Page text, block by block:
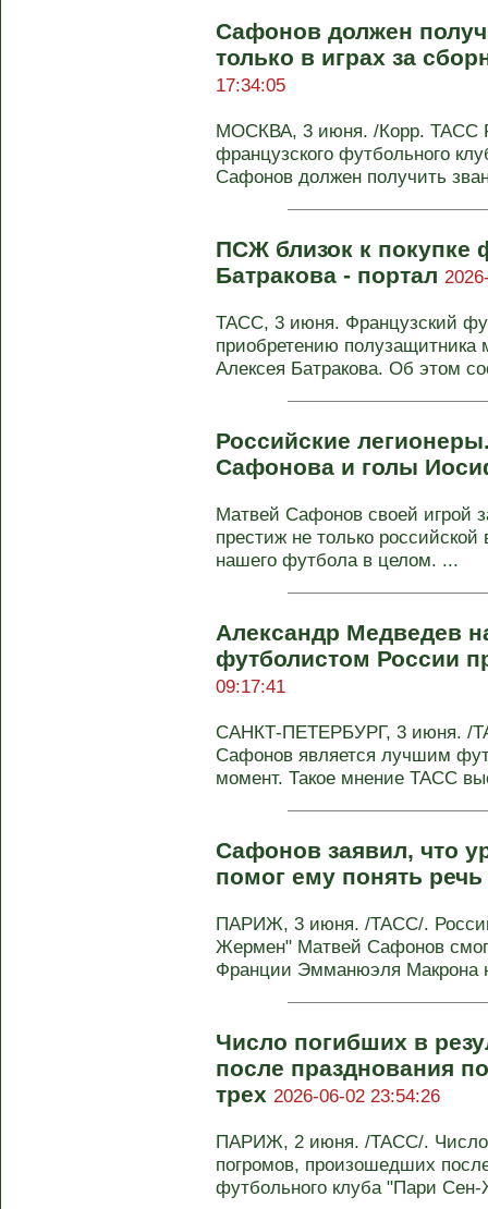
Сафонов должен
только в играх за
17:34:05
МОСКВА, 3 июня. /Корр. ТАСС
французского футбольного
Сафонов должен получить
ПСЖ близок к покупке
Батракова - портал
ТАСС, 3 июня. Французский
приобретению полузащитника
Алексея Батракова. Об этом
Российские
Сафонова и голы
Матвей Сафонов своей игрой
престиж не только
нашего футбола в целом. ...
Александр Медведев
футболистом России
09:17:41
САНКТ-ПЕТЕРБУРГ, 3 июня. /
Сафонов является лучшим
момент. Такое мнение ТАСС
Сафонов заявил, что
помог ему понять
ПАРИЖ, 3 июня. /ТАСС/.
Жермен" Матвей Сафонов смог
Франции Эмманюэля Макрона
Число погибших в
после празднования
трех 2026-06-02 23:54:26
ПАРИЖ, 2 июня. /ТАСС/. Число
погромов, произошедших
футбольного клуба "Пари